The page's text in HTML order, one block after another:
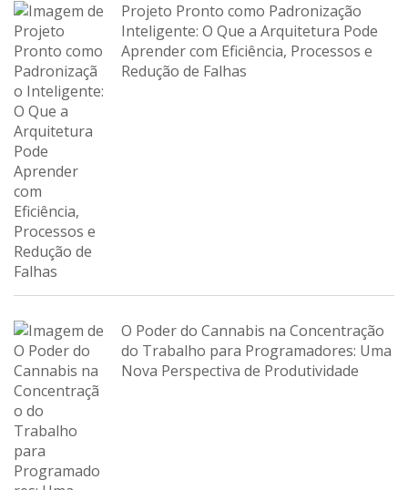
Projeto Pronto como Padronização
Inteligente: O Que a Arquitetura Pode
Aprender com Eficiência, Processos e
Redução de Falhas
O Poder do Cannabis na Concentração
do Trabalho para Programadores: Uma
Nova Perspectiva de Produtividade